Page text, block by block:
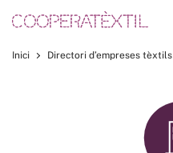
Inici Directori d’empreses tèxtils